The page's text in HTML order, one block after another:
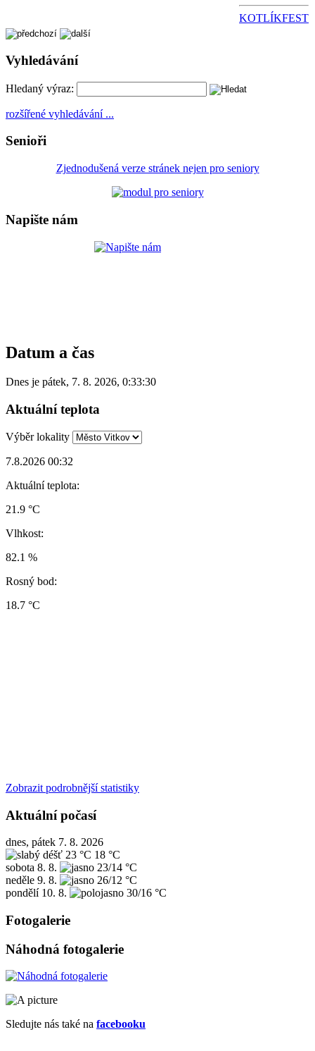
KOTLÍKFEST
Vyhledávání
Hledaný výraz:
rozšířené vyhledávání ...
Senioři
Zjednodušená verze stránek nejen pro seniory
Napište nám
Datum a čas
Dnes je pátek, 7. 8. 2026, 0:33:30
Aktuální teplota
Výběr lokality
7.8.2026 00:32
Aktuální teplota:
21.9 °C
Vlhkost:
82.1 %
Rosný bod:
18.7 °C
Zobrazit podrobnější statistiky
Aktuální počasí
dnes, pátek 7. 8. 2026
23 °C 18 °C
sobota 8. 8.
23/14 °C
neděle 9. 8.
26/12 °C
pondělí 10. 8. 30/16 °C
Fotogalerie
Náhodná fotogalerie
Sledujte nás také na facebooku